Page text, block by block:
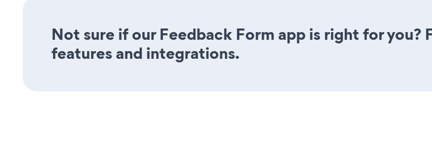
Not sure if our Feedback Form app is right for you?
features and integrations.